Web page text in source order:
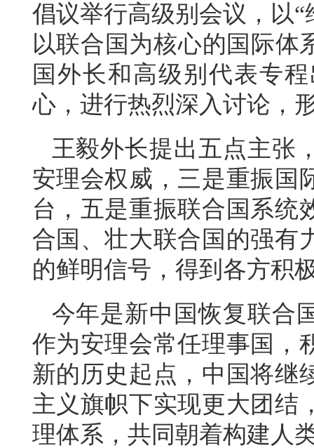
倡议举行高级别会议，以
以联合国为核心的国际体
国外长和高级别代表专
心，进行热烈深入讨论，
王毅外长提出五点主张
安理会权威，三是重振国
台，五是重振联合国系统
合国、壮大联合国的强有
的鲜明信号，得到各方积
今年是新中国恢复联合
作为安理会常任理事国，
新的历史起点，中国将继
主义旗帜下实现更大团结
理体系，共同朝着构建人